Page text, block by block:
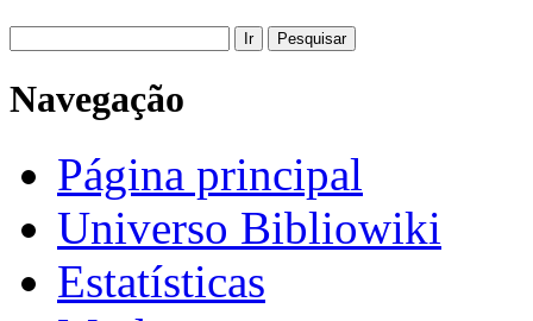
Navegação
Página principal
Universo Bibliowiki
Estatísticas